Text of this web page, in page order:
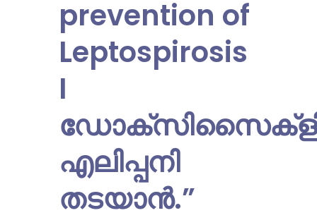
prevention of
Leptospirosis
I
എലിപ്പനി
തടയാൻ.”